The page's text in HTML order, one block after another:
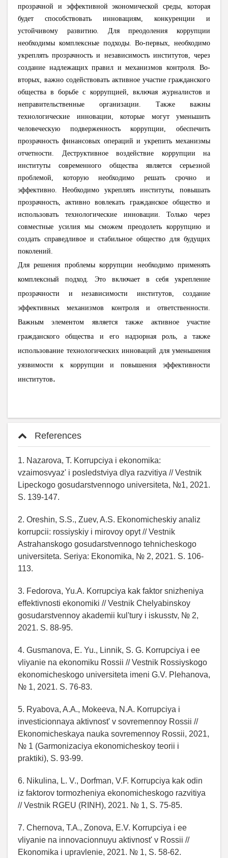
прозрачной и эффективной экономической среды, которая
будет способствовать инновациям, конкуренции и
устойчивому развитию. Для преодоления коррупции
необходимы комплексные подходы. Во-первых, необходимо
укреплять прозрачность и независимость институтов, через
создание надлежащих правил и механизмов контроля. Во-
вторых, важно содействовать активное участие гражданского
общества в борьбе с коррупцией, включая журналистов и
неправительственные организации. Также важны
технологические инновации, которые могут уменьшить
человеческую подверженность коррупции, обеспечить
прозрачность финансовых операций и укрепить механизмы
отчетности. Деструктивное воздействие коррупции на
институты современного общества является серьезной
проблемой, которую необходимо решать срочно и
эффективно. Необходимо укреплять институты, повышать
прозрачность, активно вовлекать гражданское общество и
использовать технологические инновации. Только через
совместные усилия мы сможем преодолеть коррупцию и
создать справедливое и стабильное общество для будущих
поколений.
Для решения проблемы коррупции необходимо применять
комплексный подход. Это включает в себя укрепление
прозрачности и независимости институтов, создание
эффективных механизмов контроля и ответственности.
Важным элементом является также активное участие
гражданского общества и его надзорная роль, а также
использование технологических инноваций для уменьшения
уязвимости к коррупции и повышения эффективности
институтов.
References
1. Nazarova, T. Korrupciya i ekonomika:
vzaimosvyaz' i posledstviya dlya razvitiya // Vestnik
Lipeckogo gosudarstvennogo universiteta, №1, 2021.
S. 139-147.
2. Oreshin, S.S., Zuev, A.S. Ekonomicheskiy analiz
korrupcii: rossiyskiy i mirovoy opyt // Vestnik
Astrahanskogo gosudarstvennogo tehnicheskogo
universiteta. Seriya: Ekonomika, № 2, 2021. S. 106-
113.
3. Fedorova, Yu.A. Korrupciya kak faktor snizheniya
effektivnosti ekonomiki // Vestnik Chelyabinskoy
gosudarstvennoy akademii kul'tury i iskusstv, № 2,
2021. S. 88-95.
4. Gusmanova, E. Yu., Linnik, S. G. Korrupciya i ee
vliyanie na ekonomiku Rossii // Vestnik Rossiyskogo
ekonomicheskogo universiteta imeni G.V. Plehanova,
№ 1, 2021. S. 76-83.
5. Ryabova, A.A., Mokeeva, N.A. Korrupciya i
investicionnaya aktivnost' v sovremennoy Rossii //
Ekonomicheskaya nauka sovremennoy Rossii, 2021,
№ 1 (Garmonizaciya ekonomicheskoy teorii i
praktiki), S. 93-99.
6. Nikulina, L. V., Dorfman, V.F. Korrupciya kak odin
iz faktorov tormozheniya ekonomicheskogo razvitiya
// Vestnik RGEU (RINH), 2021. № 1, S. 75-85.
7. Chernova, T.A., Zonova, E.V. Korrupciya i ee
vliyanie na innovacionnuyu aktivnost' v Rossii //
Ekonomika i upravlenie, 2021. № 1, S. 58-62.